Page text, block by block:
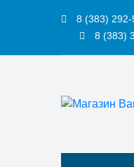
8 (383)
8 (383)